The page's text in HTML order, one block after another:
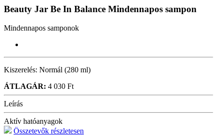
Beauty Jar Be In Balance Mindennapos sampon
Mindennapos samponok
Kiszerelés: Normál (280 ml)
ÁTLAGÁR: 4 030 Ft
Leírás
Aktív hatóanyagok
Összetevők részletesen